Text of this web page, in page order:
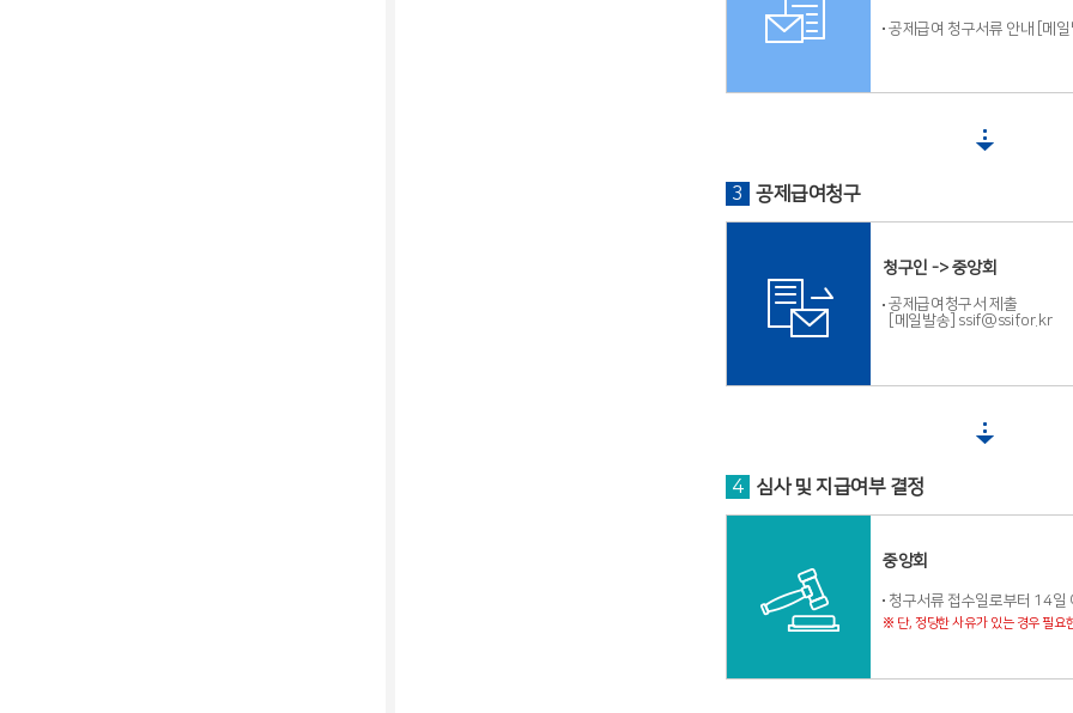
공제급여 청구서류 안내 [메
3 공제급여청구
청구인 -> 중앙회
공제급여청구서 제출
[메일발송] ssif@ssif.or.kr
4 심사 및 지급여부 결정
중앙회
청구서류 접수일로부터 14일
※ 단, 정당한 사유가 있는 경우 필요